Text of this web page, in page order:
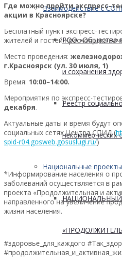
Взаимодействие с
РОО «Общество
и сохранения
Реестр
некоммерческих
Национальные проекты
Где можно пройти экспресс-
акции в Красноярске?
Бесплатный пункт экспресс-
жителей и гостей Красноярска
Место проведения:
г.Красноярск (ул. 30 июля, 1)
Время: 10:00–14:00.
Мероприятия по экспресс-
декабря.
Актуальные даты и время будут
социальных сетях Центра СПИД (
spid-r04.gosweb.gosuslugi.ru/)
*Информирование населения о
заболеваний осуществляется в
проекта «Продолжительная и
направленного на увеличение
жизни населения.
#здоровье_для_каждого